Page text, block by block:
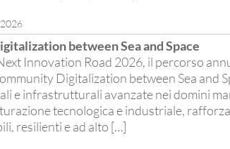
between Sea and Space
Innovation Road 2026, il percorso
Digitalization between Sea and
e infrastrutturali avanzate nei domini
tecnologica e industriale,
resilienti e ad alto […]